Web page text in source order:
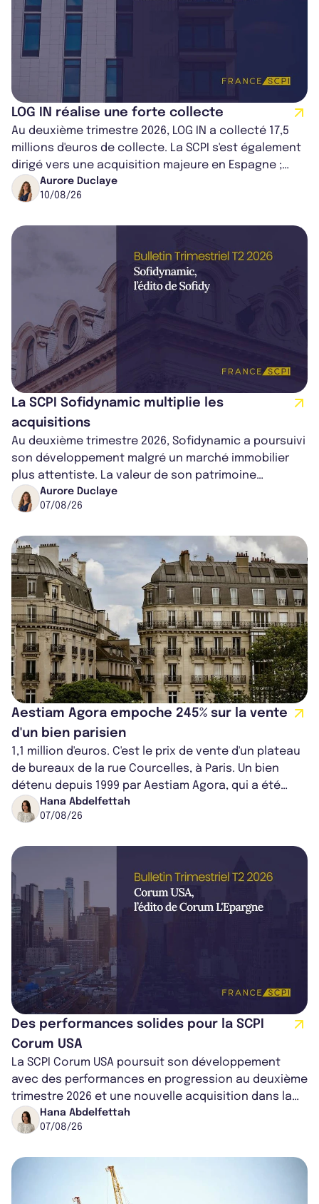
LOG IN réalise une forte collecte
Au deuxième trimestre 2026, LOG IN a collecté 17,5
millions d'euros de collecte. La SCPI s'est également
dirigé vers une acquisition majeure en Espagne ;
portant son patrimoine à 2...
Aurore Duclaye
10/08/26
La SCPI Sofidynamic multiplie les
acquisitions
Au deuxième trimestre 2026, Sofidynamic a poursuivi
son développement malgré un marché immobilier
plus attentiste. La valeur de son patrimoine
progresse de 3,8% à périmètre constan...
Aurore Duclaye
07/08/26
Aestiam Agora empoche 245% sur la vente
d'un bien parisien
1,1 million d'euros. C'est le prix de vente d'un plateau
de bureaux de la rue Courcelles, à Paris. Un bien
détenu depuis 1999 par Aestiam Agora, qui a été
cédé avec une plus-value...
Hana Abdelfettah
07/08/26
Des performances solides pour la SCPI
Corum USA
La SCPI Corum USA poursuit son développement
avec des performances en progression au deuxième
trimestre 2026 et une nouvelle acquisition dans la
région de Chicago. Entre hausse de...
Hana Abdelfettah
07/08/26